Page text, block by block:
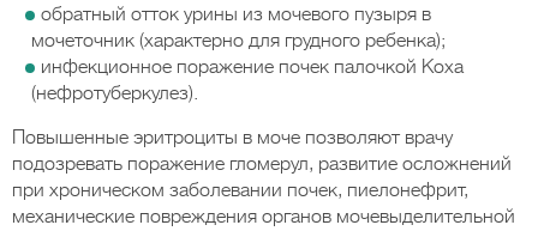
обратный отток урины из мочевого пузыря в
мочеточник (характерно для грудного ребенка);
инфекционное поражение почек палочкой Коха
(нефротуберкулез).
Повышенные эритроциты в моче позволяют врачу
подозревать поражение гломерул, развитие осложнений
при хроническом заболевании почек, пиелонефрит,
механические повреждения органов мочевыделительной